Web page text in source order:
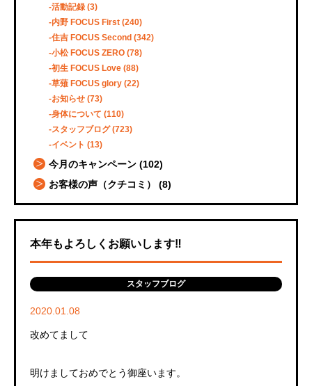
活動記録 (3)
内野 FOCUS First (240)
住吉 FOCUS Second (342)
小松 FOCUS ZERO (78)
初生 FOCUS Love (88)
草薙 FOCUS glory (22)
お知らせ (73)
身体について (110)
スタッフブログ(723)
イベント (13)
今月のキャンペーン (102)
お客様の声（クチコミ）
(8)
本年もよろしくお願いします‼︎
スタッフブログ
2020.01.08
改めてまして
明けましておめでとう御座います。